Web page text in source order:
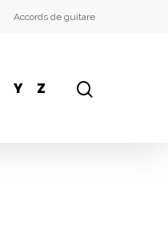
Accords de guitare
Y Z